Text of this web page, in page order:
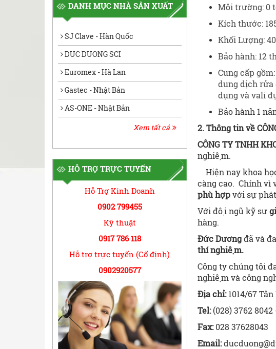
DANH MỤC NHÀ SẢN XUẤT
SJ Clave - Hàn Quốc
DUC DUONG SCI
Euromex - Hà Lan
Gastec - Nhật Bản
AS-ONE - Nhật Bản
Xem tất cả
HỖ TRỢ TRỰC TUYẾN
Hỗ Trợ Kinh Doanh
0902 799455
Kỹ thuật
0917 786 118
Hỗ trợ trực tuyến (Cố định)
0902920577
Môi trường: 0
Kích thước:
Khối Lượng:
Bảo hành: 12
Cung cấp
dung dịch rửa
dụng và vali
Bảo hành 1
2. Thông tin về
CÔNG TY TNHH
nghiệm.
Hiện nay khoa
càng cao. Chính vì
phù hợpvới sự
Với đội ngũ kỹ sư
Đức Dươngđã và
thí nghiệm.
Công ty chúng tôi
nghiệm và công
Địa chỉ:1014/67 Tân
Tel:(028) 3762 8042
Fax:028 37628043
Email: